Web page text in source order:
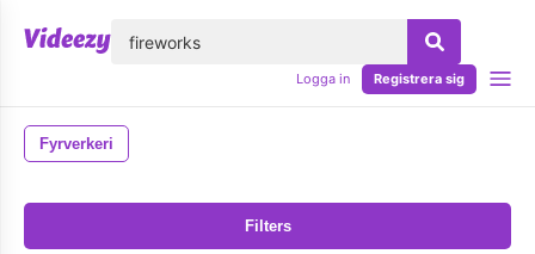
Logga in Registrera sig
Fyrverkeri
Filters